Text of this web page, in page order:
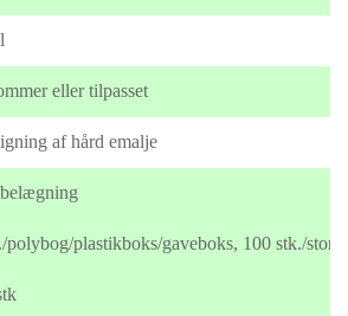
eller tilpasset
af hård emalje
polybog/plastikboks/gaveboks, 100 stk./stor